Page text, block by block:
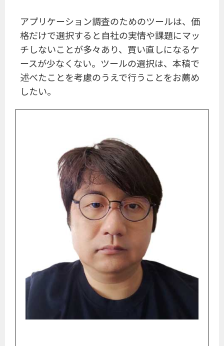
アプリケーション調査のためのツールは、価
格だけで選択すると自社の実情や課題にマッ
チしないことが多々あり、買い直しになるケ
ースが少なくない。ツールの選択は、本稿で
述べたことを考慮のうえで行うことをお薦め
したい。